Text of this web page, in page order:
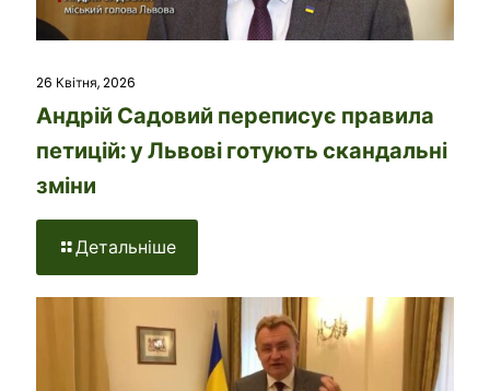
26 Квітня, 2026
Андрій Садовий переписує правила
петицій: у Львові готують скандальні
зміни
Детальніше